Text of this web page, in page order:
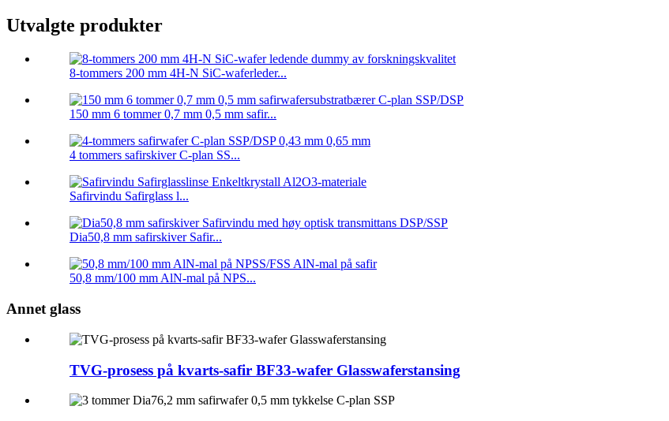
Utvalgte produkter
8-tommers 200 mm 4H-N SiC-waferleder...
150 mm 6 tommer 0,7 mm 0,5 mm safir...
4 tommers safirskiver C-plan SS...
Safirvindu Safirglass l...
Dia50,8 mm safirskiver Safir...
50,8 mm/100 mm AlN-mal på NPS...
Annet glass
TVG-prosess på kvarts-safir BF33-wafer Glasswaferstansing